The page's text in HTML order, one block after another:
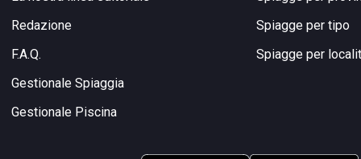
Redazione
F.A.Q.
Gestionale Spiaggia
Gestionale Piscina
Spiagge per tipo
Spiagge per